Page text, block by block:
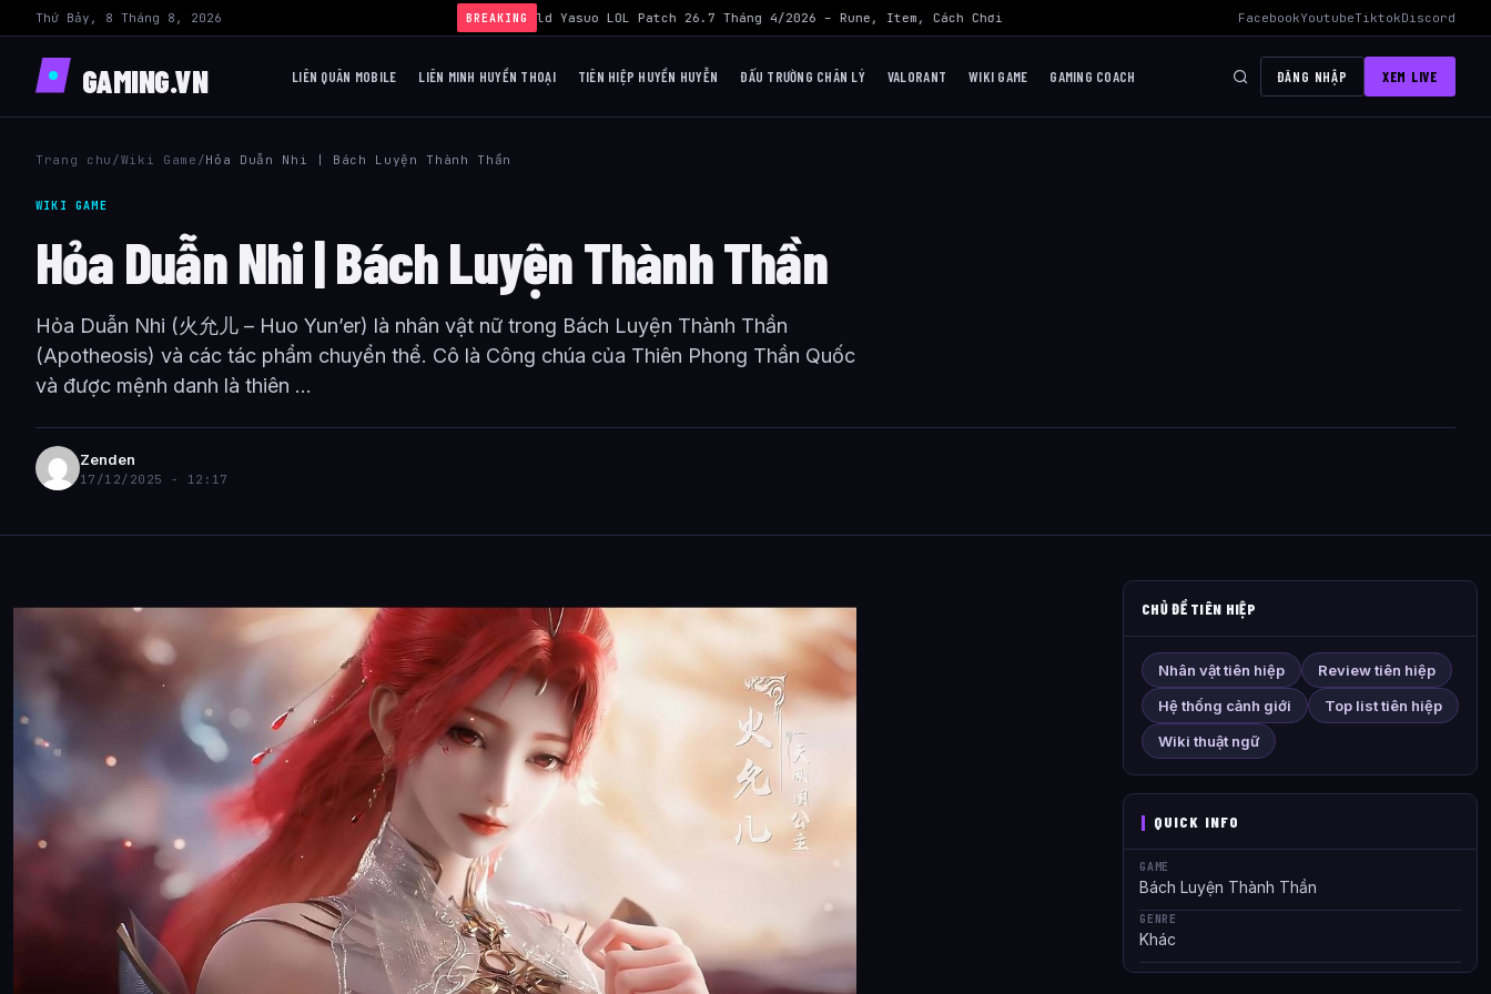
Thứ Bảy, 8 Tháng 8, 2026 BREAKING
› Build Yasuo LOL Patch 26.7 Tháng 4/2026 – Rune, Item, Cách Chơi Mid Hiệu Quả Nhất AWC 2026 Liên Quân Mobile – Lịch Thi Đấu,
FacebookYoutubeTiktokDiscord
GAMING.VN LIÊN QUÂN MOBILE LIÊN MINH HUYỀN THOẠI TIÊN HIỆP HUYỀN HUYỄN ĐẤU TRƯỜNG CHÂN LÝ VALORANT WIKI GAME GAMING COACH ĐĂNG NHẬP XEM LIVE
Trang chu /Wiki Game /Hỏa Duẫn Nhi | Bách Luyện Thành Thần
WIKI GAME
Hỏa Duẫn Nhi | Bách Luyện Thành Thần
Hỏa Duẫn Nhi (火允儿 – Huo Yun’er) là nhân vật nữ trong Bách Luyện Thành Thần
(Apotheosis) và các tác phẩm chuyển thể. Cô là Công chúa của Thiên Phong Thần Quốc
và được mệnh danh là thiên ...
Zenden
17/12/2025 - 12:17
CHỦ ĐỀ TIÊN HIỆP
Nhân vật tiên hiệp
Review tiên hiệp
Hệ thống cảnh giới
Top list tiên hiệp
Wiki thuật ngữ
QUICK INFO
GAME
Bách Luyện Thành Thần
GENRE
Khác